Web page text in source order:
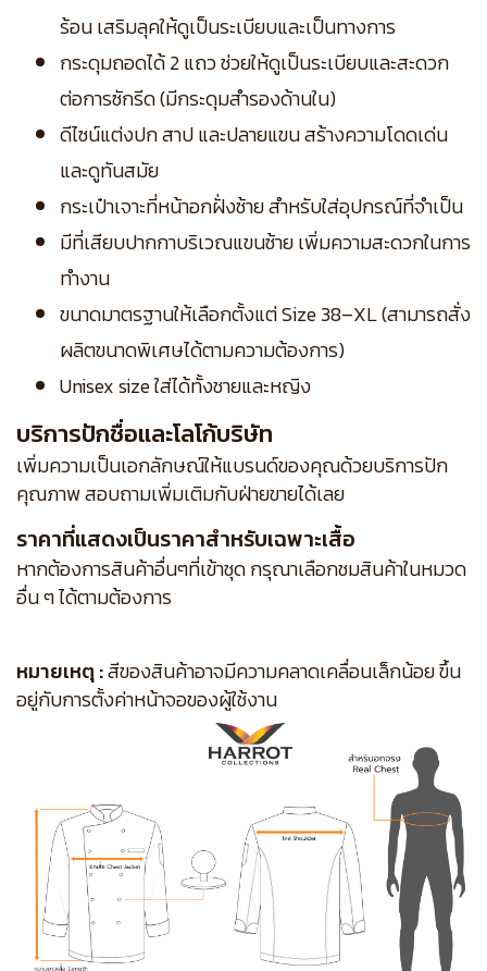
ร้อน เสริมลุคให้ดูเป็นระเบียบและเป็นทางการ
กระดุมถอดได้ 2 แถว ช่วยให้ดูเป็นระเบียบและสะดวก
ต่อการซักรีด (มีกระดุมสำรองด้านใน)
ดีไซน์แต่งปก สาป และปลายแขน สร้างความโดดเด่น
และดูทันสมัย
กระเป๋าเจาะที่หน้าอกฝั่งซ้าย สำหรับใส่อุปกรณ์ที่จำเป็น
มีที่เสียบปากกาบริเวณแขนซ้าย เพิ่มความสะดวกในการ
ทำงาน
ขนาดมาตรฐานให้เลือกตั้งแต่ Size 38–XL (สามารถสั่ง
ผลิตขนาดพิเศษได้ตามความต้องการ)
Unisex size ใส่ได้ทั้งชายและหญิง
บริการปักชื่อและโลโก้บริษัท
เพิ่มความเป็นเอกลักษณ์ให้แบรนด์ของคุณด้วยบริการปัก
คุณภาพ สอบถามเพิ่มเติมกับฝ่ายขายได้เลย
ราคาที่แสดงเป็นราคาสำหรับเฉพาะเสื้อ
หากต้องการสินค้าอื่นๆที่เข้าชุด กรุณาเลือกชมสินค้าในหมวด
อื่น ๆ ได้ตามต้องการ
หมายเหตุ :สีของสินค้าอาจมีความคลาดเคลื่อนเล็กน้อย ขึ้น
อยู่กับการตั้งค่าหน้าจอของผู้ใช้งาน